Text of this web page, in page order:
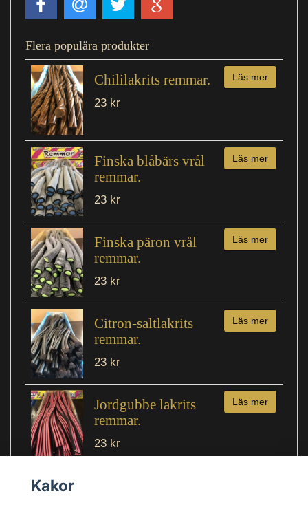
Flera populära produkter
Chililakrits remmar.
23 kr
Läs mer
Finska blåbärs vrål
remmar.
23 kr
Läs mer
Finska päron vrål
remmar.
23 kr
Läs mer
Citron-saltlakrits
remmar.
23 kr
Läs mer
Jordgubbe lakrits
remmar.
23 kr
Läs mer
Kakor